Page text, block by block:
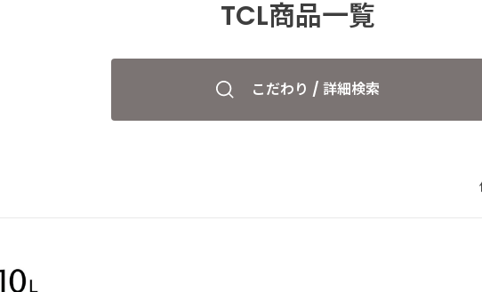
TCL商品一覧
こだわり / 詳細検索